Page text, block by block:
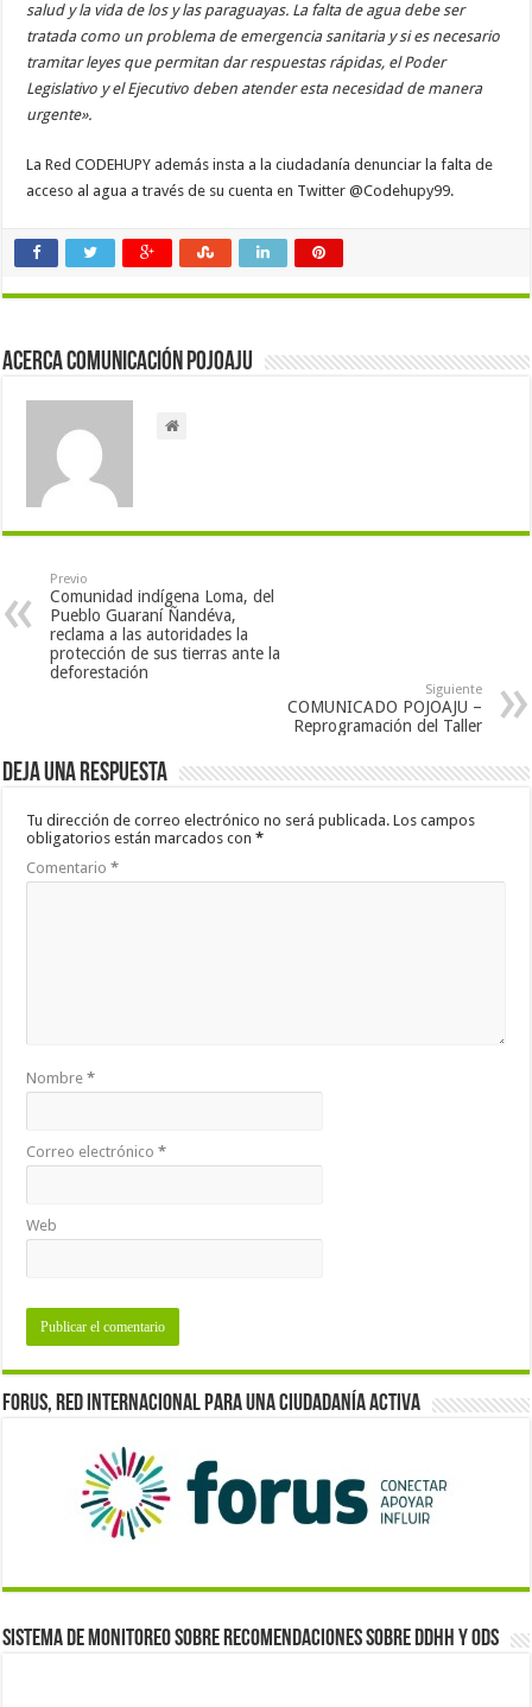
salud y la vida de los y las paraguayas. La falta de agua debe ser
tratada como un problema de emergencia sanitaria y si es necesario
tramitar leyes que permitan dar respuestas rápidas, el Poder
Legislativo y el Ejecutivo deben atender esta necesidad de manera
urgente».
La Red CODEHUPY además insta a la ciudadanía denunciar la falta de
acceso al agua a través de su cuenta en Twitter @Codehupy99.
Acerca Comunicación Pojoaju
Previo
Comunidad indígena Loma, del
Pueblo Guaraní Ñandéva,
reclama a las autoridades la
protección de sus tierras ante la
deforestación
Siguiente
COMUNICADO POJOAJU –
Reprogramación del Taller
Deja una respuesta
Tu dirección de correo electrónico no será publicada. Los campos
obligatorios están marcados con*
Comentario*
Nombre*
Correo electrónico*
Web
Forus, red internacional para una ciudadanía activa
Sistema de monitoreo sobre recomendaciones sobre DDHH y ODS